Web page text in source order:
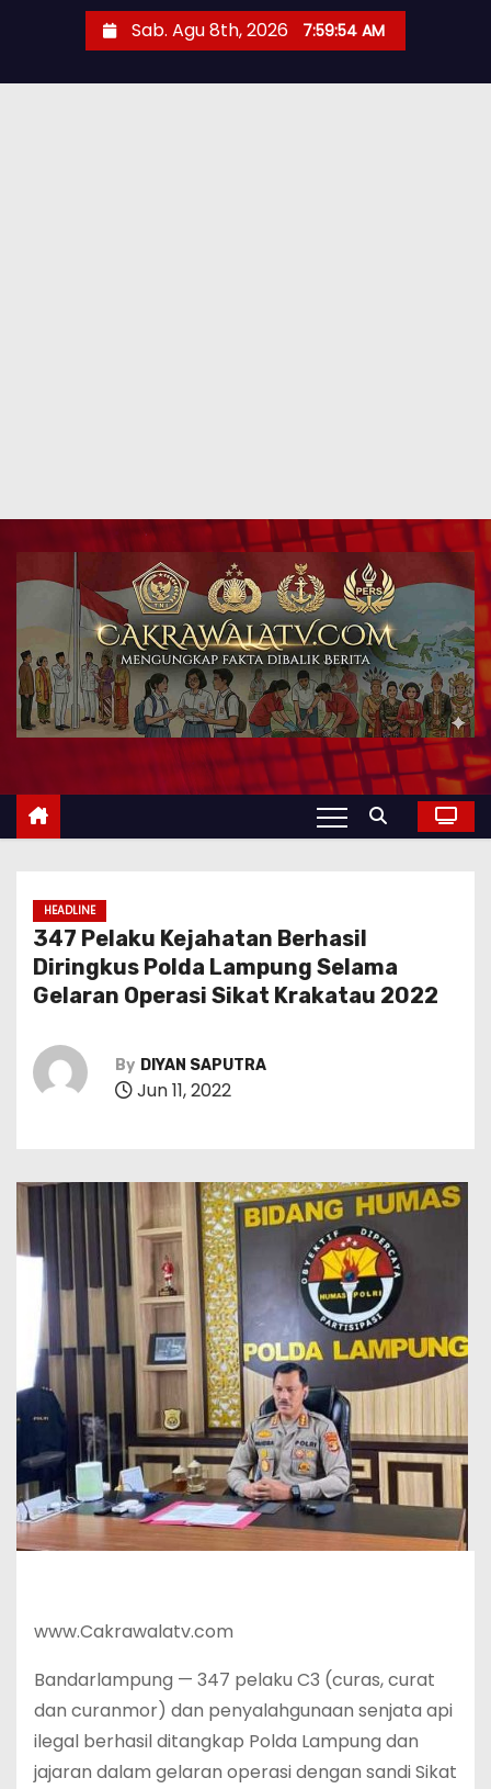
Sab. Agu 8th, 2026 7:59:55 AM
HEADLINE
347 Pelaku Kejahatan Berhasil
Diringkus Polda Lampung Selama
Gelaran Operasi Sikat Krakatau 2022
By DIYAN SAPUTRA
Jun 11, 2022
www.Cakrawalatv.com
Bandarlampung — 347 pelaku C3 (curas, curat
dan curanmor) dan penyalahgunaan senjata api
ilegal berhasil ditangkap Polda Lampung dan
jajaran dalam gelaran operasi dengan sandi Sikat